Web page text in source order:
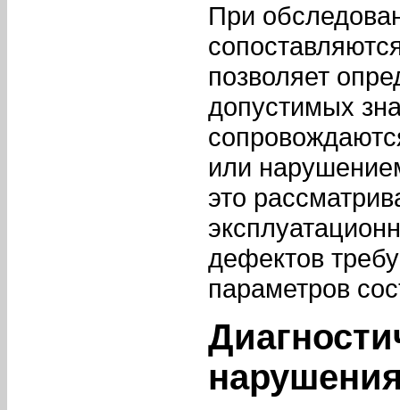
При
позволяет
допустимых
или
это
дефектов
параметров